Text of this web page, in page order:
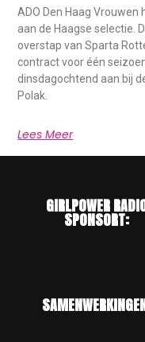
ADO Den Haag
aan de Haagse selectie.
overstap van Sparta
contract voor één
dinsdagochtend aan bij
Polak.
Lees Meer
GIRLPOWER
SPONSORT: